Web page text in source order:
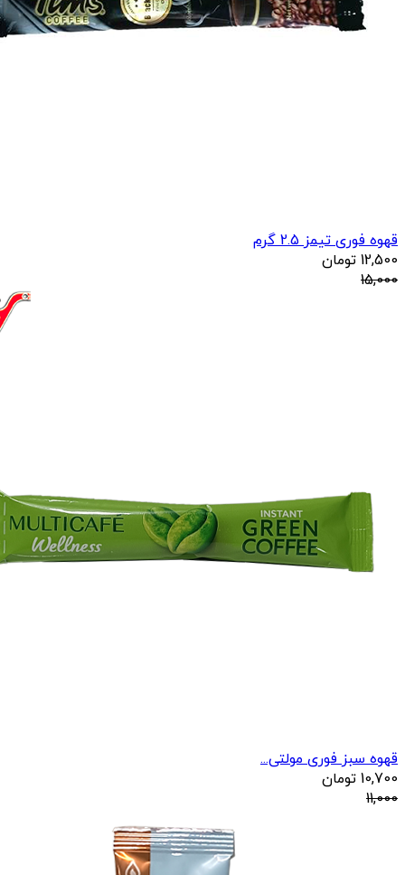
قهوه فوری تیمز 2.5 گرم
12,500 تومان
15,000
قهوه سبز فوری مولتی...
10,700 تومان
11,000